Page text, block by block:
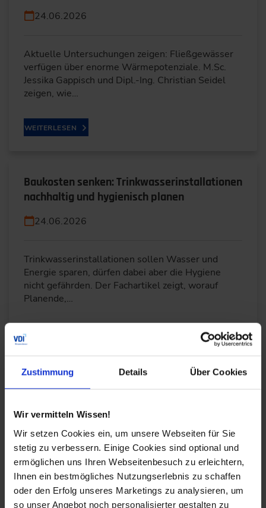
Zustimmung Details Über Cookies
Wir vermitteln Wissen!
Wir setzen Cookies ein, um unsere Webseiten für Sie
stetig zu verbessern. Einige Cookies sind optional und
ermöglichen uns Ihren Webseitenbesuch zu erleichtern,
Ihnen ein bestmögliches Nutzungserlebnis zu schaffen
oder den Erfolg unseres Marketings zu analysieren, um
so unser Angebot noch personalisierter gestalten zu
24.06.2026
Aktuelle Untersuchungen zeigen: Fließgewässer
verfügen über enorme Wärmepotenziale. M.Sc.
Jessika Gappisch und Dipl.-Ing. Christian Seidel
zeigen, wie…
WEITERLESEN
Baukosten senken: Trinkwasserinstallationen
nachhaltig und hygienisch planen
24.06.2026
Trinkwasserinstallationen sollen Wasser und
Energie sparen, dürfen dabei aber die Hygiene
nicht gefährden. Der Fachartikel zeigt, worauf
Planende,…
WEITERLESEN
Wärmeplanungsgesetz-Novelle 2026:
Fokus
24.06.2026
Die kommunale Wärmeplanung (KWP) gilt als
zentraler Baustein der Wärmewende und ist durch